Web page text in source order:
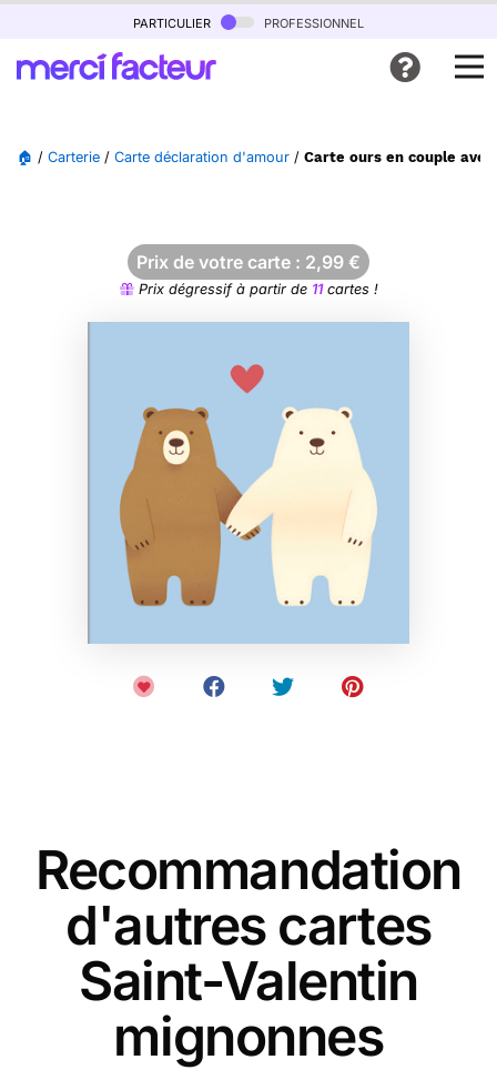
particulier professionnel
🏠 / Carterie / Carte déclaration d'amour / Carte ours en couple
Prix de votre carte : 2,99 €
Prix dégressif à partir de 11cartes !
Recommandation
d'autres cartes
Saint-Valentin
mignonnes